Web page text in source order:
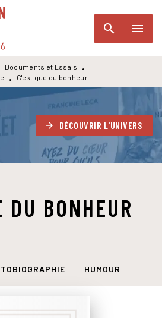
search menu
Documents et Essais
•
• C'est que du bonheur
arrow_forward DÉCOUVRIR L'UNIVERS
DU BONHEUR
HUMOUR